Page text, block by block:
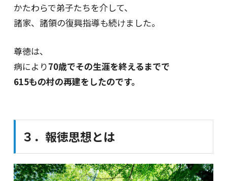
かたわらで弟子たちを介して、
諸家、諸領の復興指導も続けました。
尊徳は、
病により70歳でその生涯を終えるまでで
615もの村の再建をしたのです。
３．報徳思想とは